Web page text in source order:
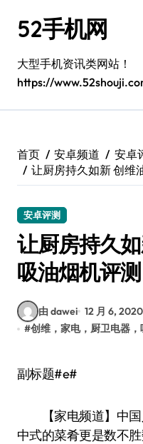
52手机网
大型手机资讯类网站！
https://
首页 安卓频道 安卓
让厨房持久如新 创维
安卓评测
让厨房持久
吸油烟机评测
由 dawei 12 月 6, 2020
#创维，家电，厨卫电器
副标题#e#
【家电频道】中国
中式的菜肴更是数不